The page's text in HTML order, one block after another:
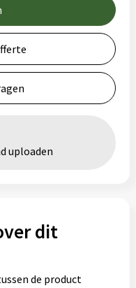
uploaden
dit
de product